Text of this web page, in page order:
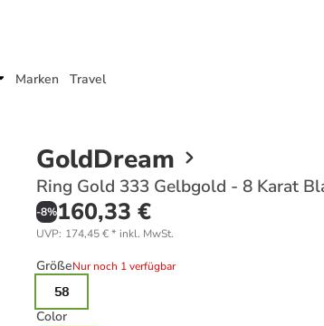
Marken Travel
GoldDream
Ring Gold 333 Gelbgold - 8 Karat
-8%160,33 €
UVP: 174,45 €* inkl. MwSt.
GrößeNur noch 1 verfügbar
58
Color